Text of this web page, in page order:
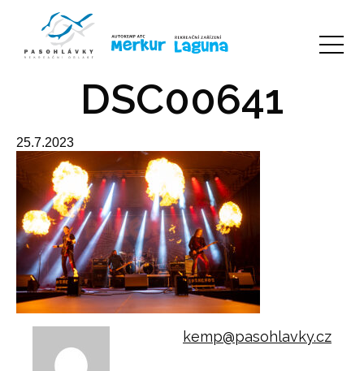
DSC00641
25.7.2023
kemp@pasohlavky.cz